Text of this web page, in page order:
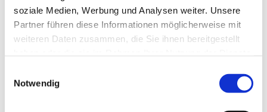
soziale Medien, Werbung und Analysen weiter. Unsere
Partner führen diese Informationen möglicherweise mit
weiteren Daten zusammen, die Sie ihnen bereitgestellt
Notwendig